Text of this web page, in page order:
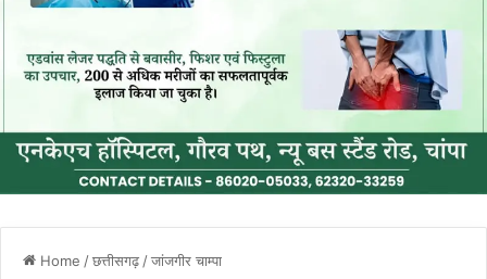
Home /छत्तीसगढ़/जांजगीर चाम्पा